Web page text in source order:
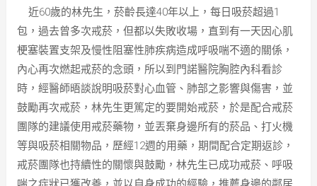
近60歲的林先生，菸齡長達40年以上，每日吸菸超過1
包，過去曾多次戒菸，但都以失敗收場，直到有一天因心肌
梗塞裝置支架及慢性阻塞性肺疾病造成呼吸喘不適的關係，
內心再次燃起戒菸的念頭，所以到門諾醫院胸腔內科看診
時，經醫師晤談說明吸菸對心血管、肺部之影響與傷害，並
鼓勵再次戒菸，林先生更篤定的要開始戒菸，於是配合戒菸
團隊的建議使用戒菸藥物，並丟棄身邊所有的菸品、打火機
等與吸菸相關物品，歷經12週的用藥，期間配合定期返診，
戒菸團隊也持續性的關懷與鼓勵，林先生已成功戒菸、呼吸